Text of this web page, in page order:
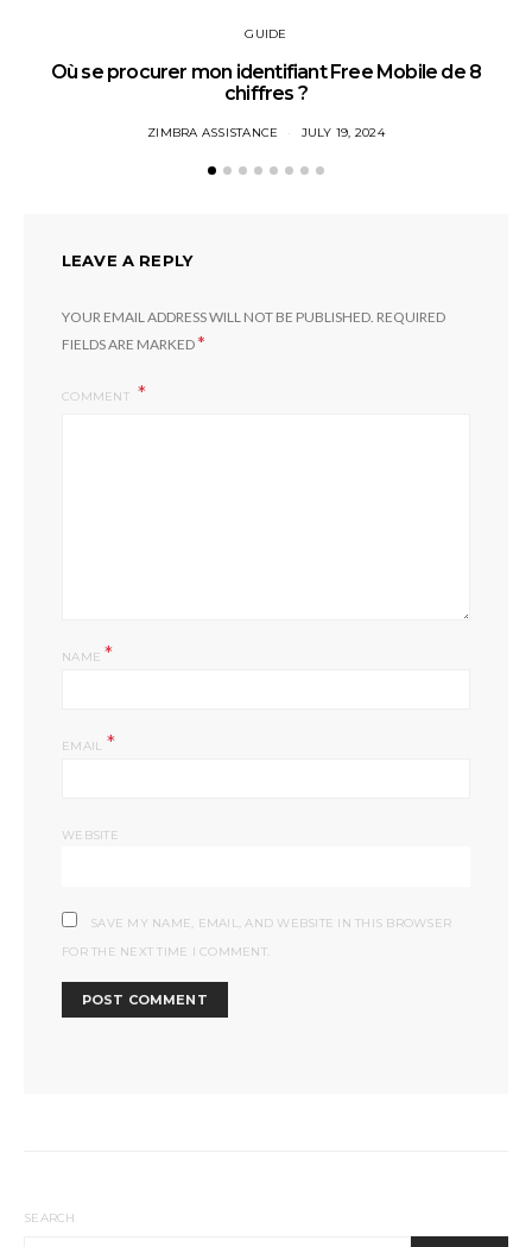
GUIDE
Où se procurer mon identifiant Free Mobile de 8
chiffres ?
ZIMBRA ASSISTANCE JULY 19, 2024
LEAVE A REPLY
YOUR EMAIL ADDRESS WILL NOT BE PUBLISHED. REQUIRED
FIELDS ARE MARKED*
COMMENT
NAME*
EMAIL *
WEBSITE
SAVE MY NAME, EMAIL, AND WEBSITE IN THIS BROWSER
FOR THE NEXT TIME I COMMENT.
SEARCH